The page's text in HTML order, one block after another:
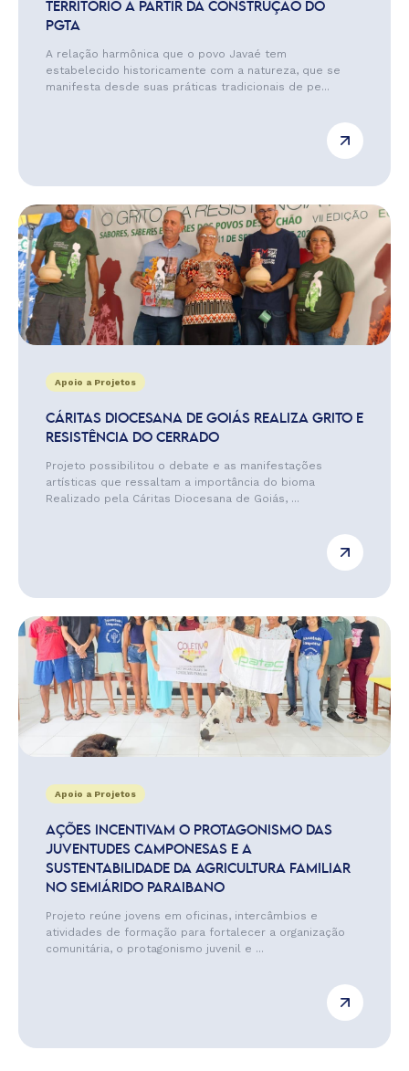
TERRITÓRIO A PARTIR DA CONSTRUÇÃO DO
PGTA
A relação harmônica que o povo Javaé tem
estabelecido historicamente com a natureza, que se
manifesta desde suas práticas tradicionais de pe...
Apoio a Projetos
CÁRITAS DIOCESANA DE GOIÁS REALIZA GRITO E
RESISTÊNCIA DO CERRADO
Projeto possibilitou o debate e as manifestações
artísticas que ressaltam a importância do bioma
Realizado pela Cáritas Diocesana de Goiás, ...
Apoio a Projetos
AÇÕES INCENTIVAM O PROTAGONISMO DAS
JUVENTUDES CAMPONESAS E A
SUSTENTABILIDADE DA AGRICULTURA FAMILIAR
NO SEMIÁRIDO PARAIBANO
Projeto reúne jovens em oficinas, intercâmbios e
atividades de formação para fortalecer a organização
comunitária, o protagonismo juvenil e ...